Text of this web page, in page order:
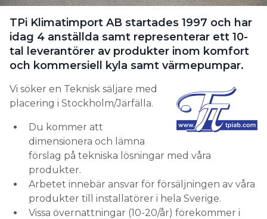
Search for:
SEARCH
TPi Klimatimport AB startades 1997 och har
idag 4 anställda samt representerar ett 10-
tal leverantörer av produkter inom komfort
och kommersiell kyla samt värmepumpar.
Vi söker en Teknisk säljare med
placering i Stockholm/Järfälla.
Du kommer att
dimensionera och lämna
förslag på tekniska lösningar med våra
produkter.
Arbetet innebär ansvar för försäljningen av våra
produkter till installatörer i hela Sverige.
Vissa övernattningar (10-20/år) förekommer i